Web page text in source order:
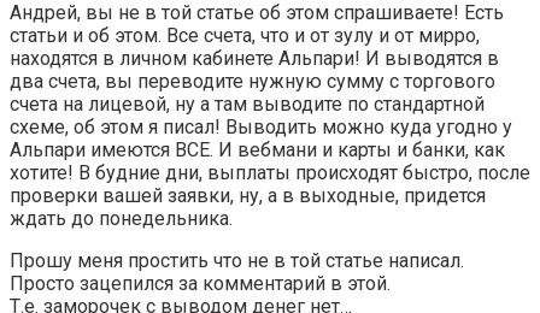
Андрей, вы не в той статье об этом спрашиваете! Есть
статьи и об этом. Все счета, что и от зулу и от мирро,
находятся в личном кабинете Альпари! И выводятся в
два счета, вы переводите нужную сумму с торгового
счета на лицевой, ну а там выводите по стандартной
схеме, об этом я писал! Выводить можно куда угодно у
Альпари имеются ВСЕ. И вебмани и карты и банки, как
хотите! В будние дни, выплаты происходят быстро, после
проверки вашей заявки, ну, а в выходные, придется
ждать до понедельника.
Прошу меня простить что не в той статье написал.
Просто зацепился за комментарий в этой.
Т.е. заморочек с выводом денег нет…